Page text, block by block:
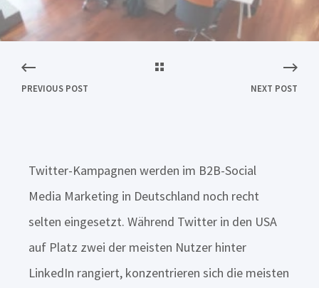
PREVIOUS POST NEXT POST
Twitter-Kampagnen werden im B2B-Social
Media Marketing in Deutschland noch recht
selten eingesetzt. Während Twitter in den USA
auf Platz zwei der meisten Nutzer hinter
LinkedIn rangiert, konzentrieren sich die meisten